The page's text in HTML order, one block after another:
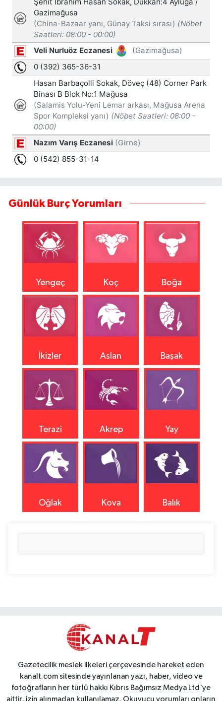
Günlük Burç Yorumları
Yengeç Koç Boğa
İkizler Aslan Başak
Terazi Akrep Yay
Oğlak Kova Balık
Gazetecilik meslek ilkeleri çerçevesinde hareket eden
kanalt.com sitesinde yayınlanan yazı, haber, video ve
fotoğrafların her türlü hakkı Kıbrıs Bağımsız Medya Ltd'ye
aittir, izin alınmadan kullanılamaz. Okuyucu yorumları onların